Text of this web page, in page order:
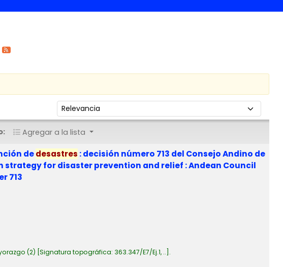
Ordenar por:
Agregar a la lista
dedesastres : decisión número 713 del Consejo Andino de
strategy for disaster prevention and relief : Andean Council
713
(2) Signatura topográfica: 363.347/E7/Ej.1, .. .